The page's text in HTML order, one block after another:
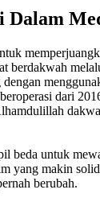
Dalam
berdakwah
dari
beda untuk
yang makin
berubah.